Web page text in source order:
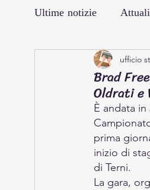
Ultime notizie
Le interviste
Brad
Oldrati e
ufficio
È andata
prima
inizio di
di Terni.
La gara,